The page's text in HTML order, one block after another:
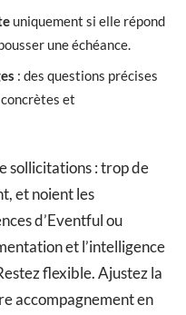
uniquement si elle répond
une échéance.
: des questions précises
et
sollicitations : trop de
et noient les
d’Eventful ou
et l’intelligence
flexible. Ajustez la
accompagnement en